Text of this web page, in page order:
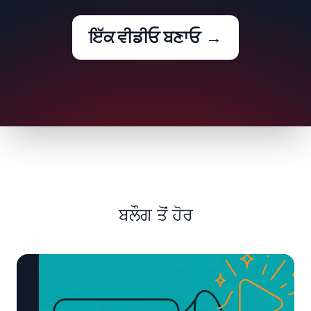
ਇੱਕ ਵੀਡੀਓ ਬਣਾਓ →
ਬਲੌਗ ਤੋਂ ਹੋਰ